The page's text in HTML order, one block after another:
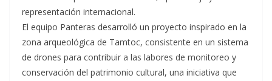
representación internacional.
El equipo Panteras desarrolló un proyecto inspirado en la
zona arqueológica de Tamtoc, consistente en un sistema
de drones para contribuir a las labores de monitoreo y
conservación del patrimonio cultural, una iniciativa que